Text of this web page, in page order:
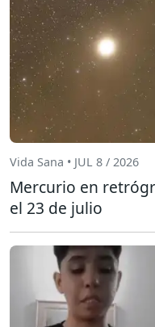
Vida Sana • JUL 8 / 2026
Mercurio en
el 23 de julio